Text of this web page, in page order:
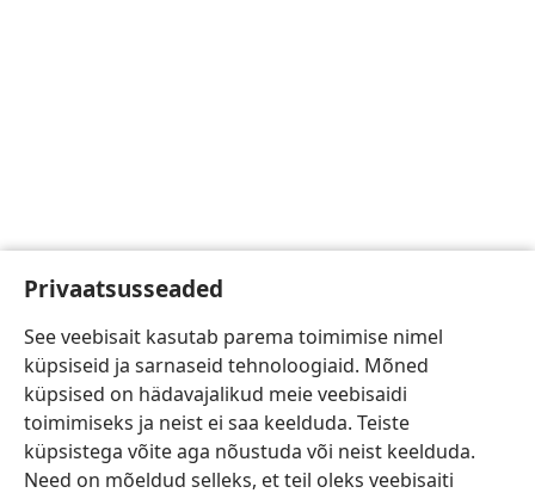
Privaatsusseaded
See veebisait kasutab parema toimimise nimel
küpsiseid ja sarnaseid tehnoloogiaid. Mõned
küpsised on hädavajalikud meie veebisaidi
toimimiseks ja neist ei saa keelduda. Teiste
küpsistega võite aga nõustuda või neist keelduda.
Need on mõeldud selleks, et teil oleks veebisaiti